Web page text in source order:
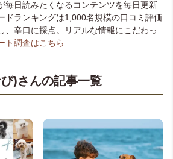
毎日読みたくなるコンテンツを毎日更新
ランキングは1,000名規模の口コミ評価
、辛口に採点。リアルな情報にこだわっ
ト調査はこちら
)さんの記事一覧